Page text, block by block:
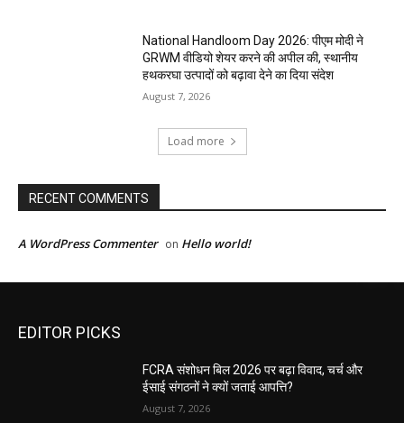
National Handloom Day 2026: पीएम मोदी ने
GRWM वीडियो शेयर करने की अपील की, स्थानीय
हथकरघा उत्पादों को बढ़ावा देने का दिया संदेश
August 7, 2026
Load more
RECENT COMMENTS
A WordPress Commenter on Hello world!
EDITOR PICKS
FCRA संशोधन बिल 2026 पर बढ़ा विवाद, चर्च और
ईसाई संगठनों ने क्यों जताई आपत्ति?
August 7, 2026